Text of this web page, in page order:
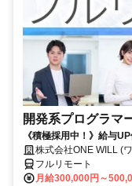
開発系プログラ
《積極採用中！》給与
◆ 平均残業7時間！
株式会社ONE WILL (
フルリモート
月給300,000円～